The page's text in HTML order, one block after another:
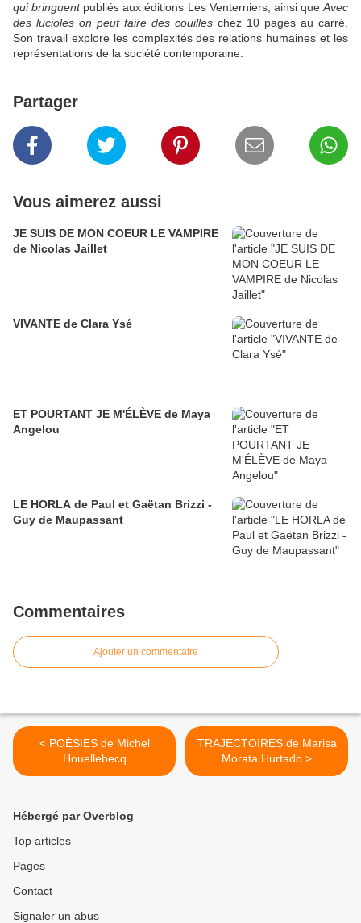
qui bringuentpubliés aux éditions Les Venterniers, ainsi queAvec
des lucioles on peut faire des couilles chez 10 pages au carré.
Son travail explore les complexités des relations humaines et les
représentations de la société contemporaine.​
Partager
Vous aimerez aussi
JE SUIS DE MON COEUR LE VAMPIRE
de Nicolas Jaillet
VIVANTE de Clara Ysé
ET POURTANT JE M'ÉLÈVE de Maya
Angelou
LE HORLA de Paul et Gaëtan Brizzi -
Guy de Maupassant
Commentaires
Ajouter un commentaire
< POÉSIES de Michel
Houellebecq
TRAJECTOIRES de Marisa
Morata Hurtado >
Hébergé par Overblog
Top articles
Pages
Contact
Signaler un abus